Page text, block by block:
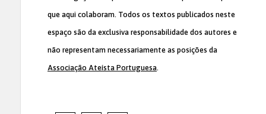
que aqui colaboram. Todos os textos publicados neste
espaço são da exclusiva responsabilidade dos autores e
não representam necessariamente as posições da
Associação Ateísta Portuguesa.